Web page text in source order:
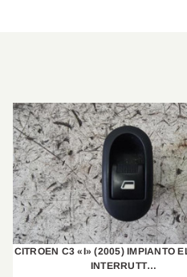
CITROEN C3 «I» (2005) IMPIANTO
INTERRUTT…